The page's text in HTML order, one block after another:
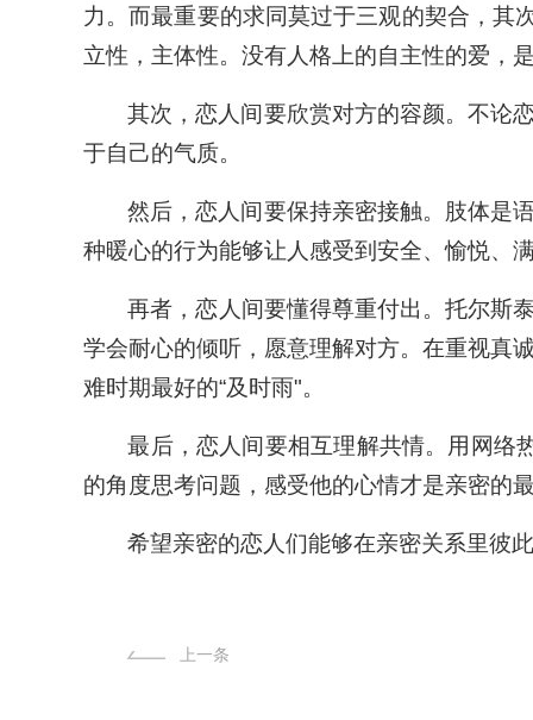
力。而最重要的求同莫过于三观的契合，其
立性，主体性。没有人格上的自主性的爱，
其次，恋人间要欣赏对方的容颜。不论
于自己的气质。
然后，恋人间要保持亲密接触。肢体是
种暖心的行为能够让人感受到安全、愉悦、
再者，恋人间要懂得尊重付出。托尔斯
学会耐心的倾听，愿意理解对方。在重视真
难时期最好的“及时雨"。
最后，恋人间要相互理解共情。用网络
的角度思考问题，感受他的心情才是亲密的
希望亲密的恋人们能够在亲密关系里彼
上一条